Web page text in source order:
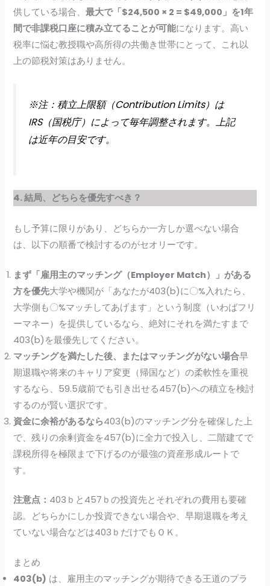
供している場合、最大で「$24,500 × 2 = $49,000」を1年
間で非課税口座に積み立てることが可能になります。高い
税率に悩む教授職や高所得の共働き世帯にとって、これ以
上の節税対策はありません。
※注：積立上限額（Contribution Limits）は
IRS（国税庁）によって毎年調整されます。上記
は近年の目安です。
4. 結局、どちらを優先すべき？
もし予算に限りがあり、どちらか一方しか選べない場合
は、以下の順番で検討するのがセオリーです。
まず「雇用主のマッチング（Employer Match）」がある
方を優先大学や機関が「あなたが403(b)に〇%入れたら、
大学側も〇%マッチしてあげます」という制度（いわばフリ
ーマネー）を提供しているなら、絶対にそれを満たすまで
403(b)を最優先してください。
マッチングを満たした後、またはマッチングがない場合早
期退職や将来のキャリア変更（帰国など）の柔軟性を重視
するなら、59.5歳前でも引き出せる457(b)への積立を検討
するのが賢い選択です。
資金に余裕があるなら403(b)のマッチング分を確保した上
で、残りの余剰資金を457(b)に全力で投入し、二階建てで
課税所得を極限まで下げるのが最強の資産形成ルートで
す。
注意点： 403ｂと457ｂの投資先とそれぞれの費用も要確
認。どちらかにしか投資できない場合や、早期退職を考え
ていない場合などは403ｂだけでもＯＫ。
まとめ
403(b) は、雇用主のマッチングが期待できる王道のプラ